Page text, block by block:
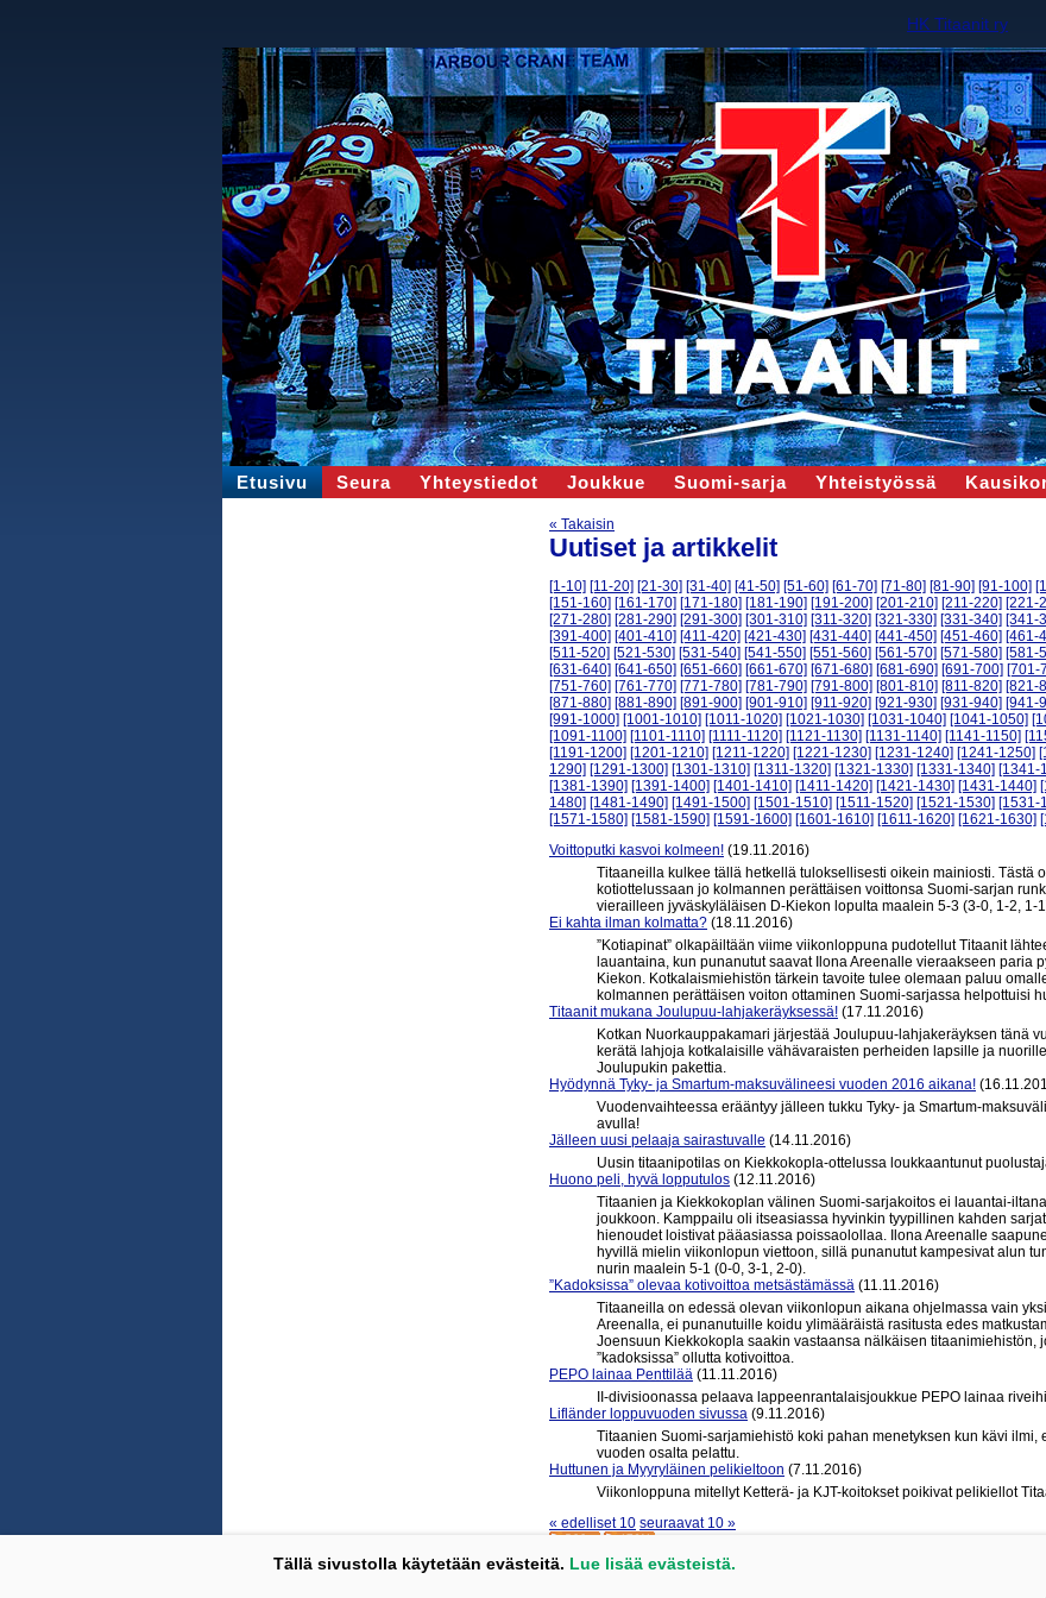
HK Titaanit ry
Etusivu Seura Yhteystiedot Joukkue Suomi-sarja Yhteistyössä
« Takaisin
Uutiset ja artikkelit
[1-10] [11-20] [21-30] [31-40] [41-50] [51-60] [61-70] [71-80] [81-90] [91-100]
[151-160] [161-170] [171-180] [181-190] [191-200] [201-210] [211-220] [221-
[271-280] [281-290] [291-300] [301-310] [311-320] [321-330] [331-340] [341-
[391-400] [401-410] [411-420] [421-430] [431-440] [441-450] [451-460] [461-
[511-520] [521-530] [531-540] [541-550] [551-560] [561-570] [571-580] [581-
[631-640] [641-650] [651-660] [661-670] [671-680] [681-690] [691-700] [701-
[751-760] [761-770] [771-780] [781-790] [791-800] [801-810] [811-820] [821-
[871-880] [881-890] [891-900] [901-910] [911-920] [921-930] [931-940] [941-
[991-1000] [1001-1010] [1011-1020] [1021-1030] [1031-1040] [1041-1050]
[1091-1100] [1101-1110] [1111-1120] [1121-1130] [1131-1140] [1141-1150]
[1191-1200] [1201-1210] [1211-1220] [1221-1230] [1231-1240] [1241-1250]
1290] [1291-1300] [1301-1310] [1311-1320] [1321-1330] [1331-1340] [1341-
[1381-1390] [1391-1400] [1401-1410] [1411-1420] [1421-1430] [1431-1440]
1480] [1481-1490] [1491-1500] [1501-1510] [1511-1520] [1521-1530] [1531-
[1571-1580] [1581-1590] [1591-1600] [1601-1610] [1611-1620] [1621-1630]
Voittoputki kasvoi kolmeen! (19.11.2016)
Titaaneilla kulkee tällä hetkellä tuloksellisesti oikein mainiosti. Tästä
kotiottelussaan jo kolmannen perättäisen voittonsa Suomi-sarjan
vierailleen jyväskyläläisen D-Kiekon lopulta maalein 5-3 (3-0, 1-2, 1-
Ei kahta ilman kolmatta? (18.11.2016)
”Kotiapinat” olkapäiltään viime viikonloppuna pudotellut Titaanit
lauantaina, kun punanutut saavat Ilona Areenalle vieraakseen paria
Kiekon. Kotkalaismiehistön tärkein tavoite tulee olemaan paluu
kolmannen perättäisen voiton ottaminen Suomi-sarjassa helpottuisi
Titaanit mukana Joulupuu-lahjakeräyksessä! (17.11.2016)
Kotkan Nuorkauppakamari järjestää Joulupuu-lahjakeräyksen tänä
kerätä lahjoja kotkalaisille vähävaraisten perheiden lapsille ja
Joulupukin pakettia.
Hyödynnä Tyky- ja Smartum-maksuvälineesi vuoden 2016 aikana!
Vuodenvaihteessa erääntyy jälleen tukku Tyky- ja Smartum-
avulla!
Jälleen uusi pelaaja sairastuvalle (14.11.2016)
Uusin titaanipotilas on Kiekkokopla-ottelussa loukkaantunut
Huono peli, hyvä lopputulos (12.11.2016)
Titaanien ja Kiekkokoplan välinen Suomi-sarjakoitos ei lauantai-
joukkoon. Kamppailu oli itseasiassa hyvinkin tyypillinen kahden
hienoudet loistivat pääasiassa poissaolollaa. Ilona Areenalle
hyvillä mielin viikonlopun viettoon, sillä punanutut kampesivat alun
nurin maalein 5-1 (0-0, 3-1, 2-0).
”Kadoksissa” olevaa kotivoittoa metsästämässä (11.11.2016)
Titaaneilla on edessä olevan viikonlopun aikana ohjelmassa vain
Areenalla, ei punanutuille koidu ylimääräistä rasitusta edes
Joensuun Kiekkokopla saakin vastaansa nälkäisen
”kadoksissa” ollutta kotivoittoa.
PEPO lainaa Penttilää (11.11.2016)
II-divisioonassa pelaava lappeenrantalaisjoukkue PEPO lainaa
Lifländer loppuvuoden sivussa (9.11.2016)
Titaanien Suomi-sarjamiehistö koki pahan menetyksen kun kävi
vuoden osalta pelattu.
Huttunen ja Myyryläinen pelikieltoon (7.11.2016)
Viikonloppuna mitellyt Ketterä- ja KJT-koitokset poikivat pelikiellot
« edelliset 10 seuraavat 10 »
Tällä sivustolla käytetään evästeitä. Lue lisää evästeistä.